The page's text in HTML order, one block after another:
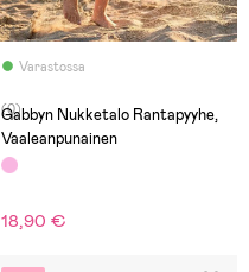
Varastossa
(0)
Gabbyn Nukketalo Rantapyyhe,
Vaaleanpunainen
18,90 €